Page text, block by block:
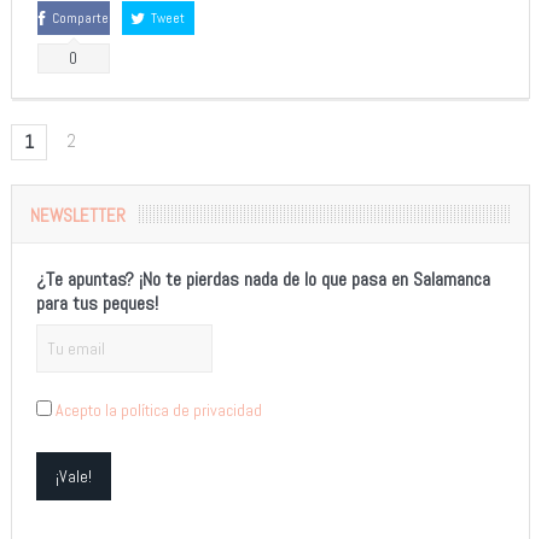
Comparte
0
Tweet
1 2
NEWSLETTER
¿Te apuntas? ¡No te pierdas nada de lo que pasa en Salamanca
para tus peques!
Acepto la política de privacidad